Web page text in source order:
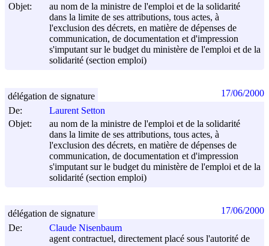
Objet:
au nom de la ministre de l'emploi et de la solidarité
dans la limite de ses attributions, tous actes, à
l'exclusion des décrets, en matière de dépenses de
communication, de documentation et d'impression
s'imputant sur le budget du ministère de l'emploi et de la
solidarité (section emploi)
De:
Laurent Setton
Objet:
au nom de la ministre de l'emploi et de la solidarité
dans la limite de ses attributions, tous actes, à
l'exclusion des décrets, en matière de dépenses de
communication, de documentation et d'impression
s'imputant sur le budget du ministère de l'emploi et de la
solidarité (section emploi)
délégation de signature 17/06/2000
De:
Claude Nisenbaum
agent contractuel, directement placé sous l'autorité de
délégation de signature 17/06/2000